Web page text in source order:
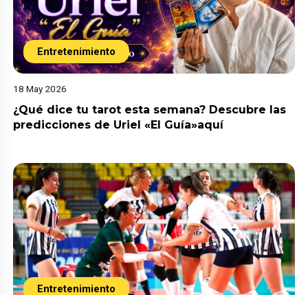
Entretenimiento
18 May 2026
¿Qué dice tu tarot esta semana? Descubre las
predicciones de Uriel «El Guía»aquí
Entretenimiento